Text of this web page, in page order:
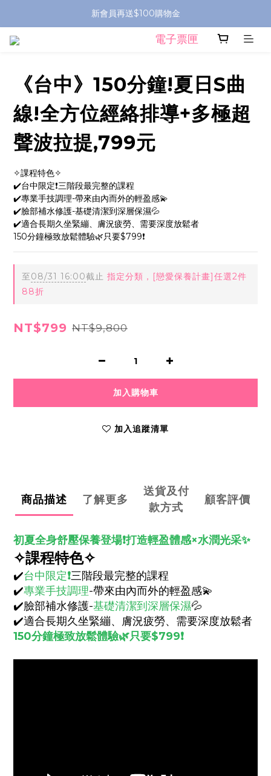
新會員再送$100購物金
電子票匣
《台中》150分鐘!夏日S曲
線!全方位經絡排導+多極超
聲波拉提,799元
✧課程特色✧
✔️台中限定❗️三階段最完整的課程
✔️專業手技調理-帶來由內而外的輕盈感💫
✔️臉部補水修護-基礎清潔到深層保濕💦
✔️適合長期久坐緊繃、膚況疲勞、需要深度放鬆者
150分鐘極致放鬆體驗🌿只要$799❗️
至08/31 16:00截止 指定分類，[戀愛保養計畫]任選2件
88折
NT$799 NT$9,800
加入購物車
加入追蹤清單
商品描述 了解更多
送貨及付
款方式
顧客評價
初夏全身舒壓保養登場❗️打造輕盈體感×水潤光采✨
✧課程特色✧
✔️台中限定❗️三階段最完整的課程
✔️專業手技調理-帶來由內而外的輕盈感💫
✔️臉部補水修護-基礎清潔到深層保濕💦
✔️適合長期久坐緊繃、膚況疲勞、需要深度放鬆者
150分鐘極致放鬆體驗🌿只要$799❗️